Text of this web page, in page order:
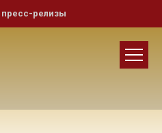
релизы